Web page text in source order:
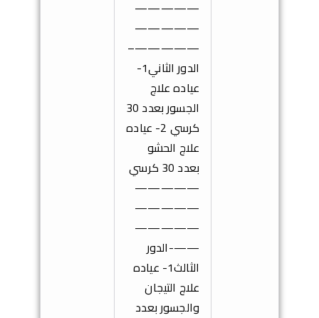
—————
—————
—————
–
الدور الثاني1-
عياده علاج
الجسور بعدد 30
كرسي 2- عياده
علاج الحشو
بعدد 30 كرسي
—————
—————
—————
——-الدور
الثالث1- عياده
علاج التيجان
والجسور بعدد